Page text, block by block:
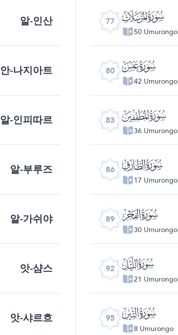
알-인산 77 ﯺ
50 Umurongo
안-나지아트 80 ﯽ
42 Umurongo
알-인피따르 83 ﰀ
36 Umurongo
알-부루즈 86 ﰃ
17 Umurongo
알-가쉬야 89 ﰆ
30 Umurongo
앗-샴스 92 ﰉ
21 Umurongo
앗-샤르흐 95 ﰌ
8 Umurongo